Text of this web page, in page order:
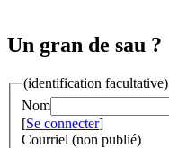
Un gran de sau ?
(identification facultative)
Nom
[Se connecter]
Courriel (non publié)